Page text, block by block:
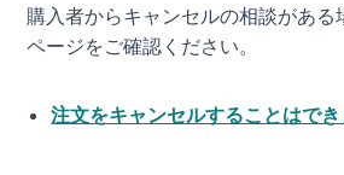
購入者からキャンセルの相談がある
ページをご確認ください。
注文をキャンセルすることはで